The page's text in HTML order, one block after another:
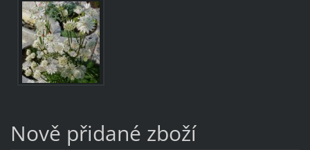
Nově přidané zboží